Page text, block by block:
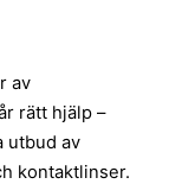
av
rätt hjälp –
utbud av
kontaktlinser.